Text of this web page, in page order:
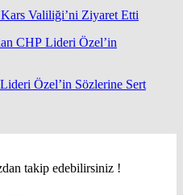
Valiliği’ni Ziyaret Etti
Özel’in Sözlerine Sert
takip edebilirsiniz !